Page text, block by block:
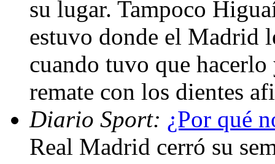
su lugar. Tampoco
estuvo donde el Madrid
cuando tuvo que
remate con los dientes
Diario Sport: ¿Por qué
Real Madrid cerró su